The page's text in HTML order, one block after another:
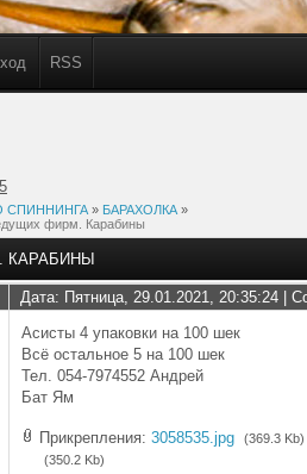
RSS
СПИННИНГА » БАРАХОЛКА »
фирм. Карабины
Дата: Пятница, 29.01.2021, 20:35:24 |
Асисты 4 упаковки на 100 шек
Всё остальное 5 на 100 шек
Тел. 054-7974552 Андрей
Бат Ям
Прикрепления: 3058535.jpg
(369.3 Kb)
(350.2 Kb)